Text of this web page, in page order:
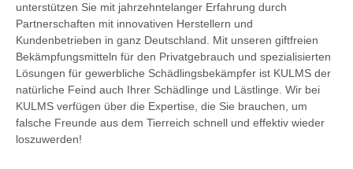
unterstützen Sie mit jahrzehntelanger Erfahrung durch
Partnerschaften mit innovativen Herstellern und
Kundenbetrieben in ganz Deutschland. Mit unseren giftfreien
Bekämpfungsmitteln für den Privatgebrauch und spezialisierten
Lösungen für gewerbliche Schädlingsbekämpfer ist KULMS der
natürliche Feind auch Ihrer Schädlinge und Lästlinge. Wir bei
KULMS verfügen über die Expertise, die Sie brauchen, um
falsche Freunde aus dem Tierreich schnell und effektiv wieder
loszuwerden!